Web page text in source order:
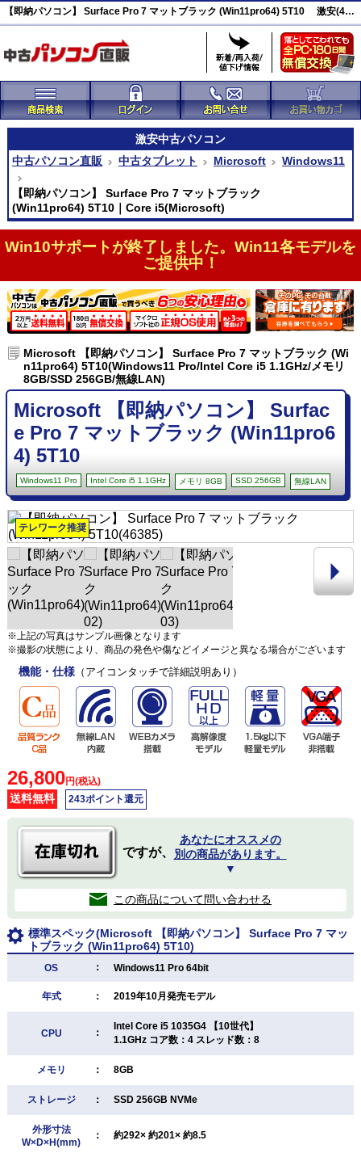
【即納パソコン】 Surface Pro 7 マットブラック (Win11pro64) 5T10 激安(46385)
激安中古パソコン
中古パソコン直販
中古タブレット Microsoft Windows11
【即納パソコン】 Surface Pro 7 マットブラック
(Win11pro64) 5T10｜Core i5(Microsoft)
Win10サポートが終了しました。Win11各モデルを
ご提供中！
Microsoft 【即納パソコン】 Surface Pro 7 マットブラック (Wi
n11pro64) 5T10(Windows11 Pro/Intel Core i5 1.1GHz/メモリ
8GB/SSD 256GB/無線LAN)
Microsoft 【即納パソコン】 Surfac
e Pro 7 マットブラック (Win11pro6
4) 5T10
Windows11 Pro Intel Core i5 1.1GHz メモリ 8GB SSD 256GB 無線LAN
テレワーク推奨
※上記の写真はサンプル画像となります
※撮影の状態により、商品の発色や傷などイメージと異なる場合がございます
機能・仕様（アイコンタッチで詳細説明あり）
26,800円(税込)
送料無料 243ポイント還元
ですが、
あなたにオススメの
別の商品があります。
▼
この商品について問い合わせる
標準スペック(Microsoft 【即納パソコン】 Surface Pro 7 マッ
トブラック (Win11pro64) 5T10)
OS ： Windows11 Pro 64bit
年式 ： 2019年10月発売モデル
CPU ：
Intel Core i5 1035G4 【10世代】
1.1GHz コア数：4 スレッド数：8
メモリ ： 8GB
ストレージ ： SSD 256GB NVMe
外形寸法
W×D×H(mm)
： 約292× 約201× 約8.5